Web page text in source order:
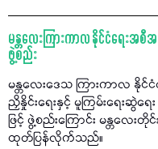
မန္တလေးကြားကာလ နိုင်ငံရေးအ
ဖွဲ့စည်း
မန္တလေးဒေသ ကြားကာလ နို
ညှိနှိုင်းရေးနှင့် မူကြမ်းရေးဆွဲ
ဖြင့် ဖွဲ့စည်းကြောင်း မန္တ
ထုတ်ပြန်လိုက်သည်။